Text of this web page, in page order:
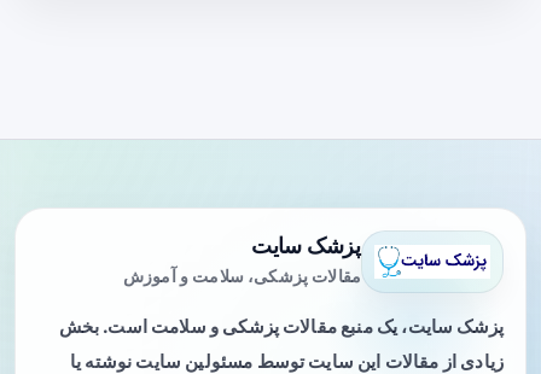
پزشک سایت
مقالات پزشکی، سلامت و آموزش
پزشک سایت، یک منبع مقالات پزشکی و سلامت است. بخش
زیادی از مقالات این سایت توسط مسئولین سایت نوشته یا